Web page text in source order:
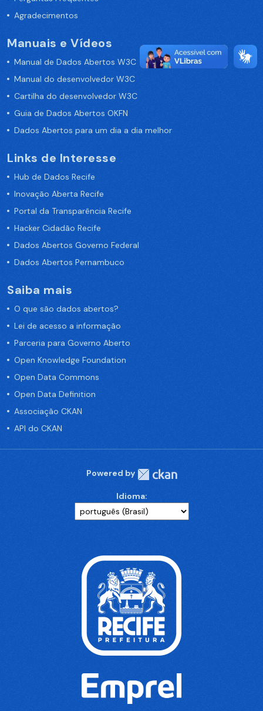
Agradecimentos
Manuais e Vídeos
Manual de Dados Abertos W3C
Manual do desenvolvedor W3C
Cartilha do desenvolvedor W3C
Guia de Dados Abertos OKFN
Dados Abertos para um dia a dia melhor
Links de Interesse
Hub de Dados Recife
Inovação Aberta Recife
Portal da Transparência Recife
Hacker Cidadão Recife
Dados Abertos Governo Federal
Dados Abertos Pernambuco
Saiba mais
O que são dados abertos?
Lei de acesso a informação
Parceria para Governo Aberto
Open Knowledge Foundation
Open Data Commons
Open Data Definition
Associação CKAN
API do CKAN
Powered by
Idioma